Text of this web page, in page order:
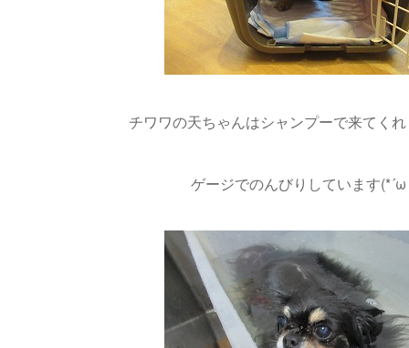
チワワの天ちゃんはシャンプーで来てく
ゲージでのんびりしています